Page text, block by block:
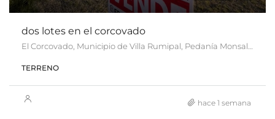
dos lotes en el corcovado
TERRENO
hace 1 semana